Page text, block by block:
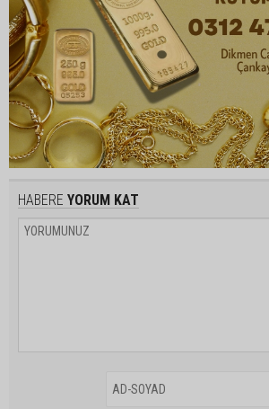
HABERE YORUM KAT